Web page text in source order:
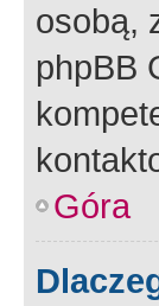
osobą,
phpBB
Góra